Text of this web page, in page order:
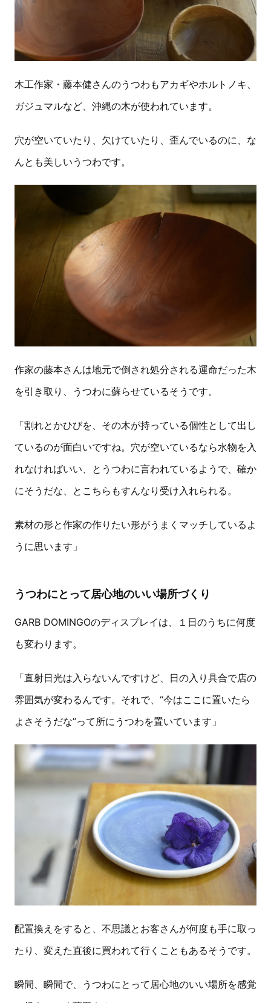
木工作家・藤本健さんのうつわもアカギやホルトノキ、
ガジュマルなど、沖縄の木が使われています。
穴が空いていたり、欠けていたり、歪んでいるのに、な
んとも美しいうつわです。
作家の藤本さんは地元で倒され処分される運命だった木
を引き取り、うつわに蘇らせているそうです。
「割れとかひびを、その木が持っている個性として出し
ているのが面白いですね。穴が空いているなら水物を入
れなければいい、とうつわに言われているようで、確か
にそうだな、とこちらもすんなり受け入れられる。
素材の形と作家の作りたい形がうまくマッチしているよ
うに思います」
うつわにとって居心地のいい場所づくり
GARB DOMINGOのディスプレイは、１日のうちに何度
も変わります。
「直射日光は入らないんですけど、日の入り具合で店の
雰囲気が変わるんです。それで、“今はここに置いたら
よさそうだな”って所にうつわを置いています」
配置換えをすると、不思議とお客さんが何度も手に取っ
たり、変えた直後に買われて行くこともあるそうです。
瞬間、瞬間で、うつわにとって居心地のいい場所を感覚